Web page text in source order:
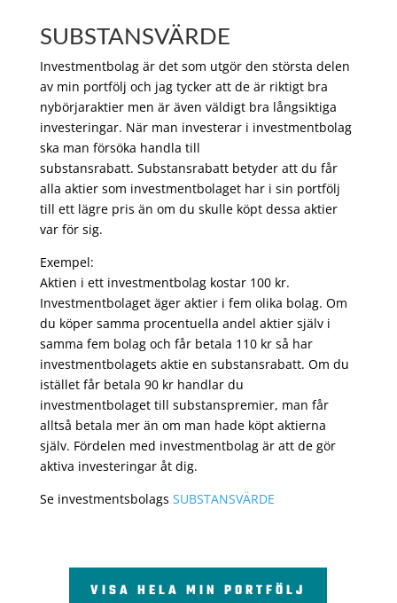
SUBSTANSVÄRDE
Investmentbolag är det som utgör den största delen
av min portfölj och jag tycker att de är riktigt bra
nybörjaraktier men är även väldigt bra långsiktiga
investeringar. När man investerar i investmentbolag
ska man försöka handla till
substansrabatt. Substansrabatt betyder att du får
alla aktier som investmentbolaget har i sin portfölj
till ett lägre pris än om du skulle köpt dessa aktier
var för sig.
Exempel:
Aktien i ett investmentbolag kostar 100 kr.
Investmentbolaget äger aktier i fem olika bolag. Om
du köper samma procentuella andel aktier själv i
samma fem bolag och får betala 110 kr så har
investmentbolagets aktie en substansrabatt. Om du
istället får betala 90 kr handlar du
investmentbolaget till substanspremier, man får
alltså betala mer än om man hade köpt aktierna
själv. Fördelen med investmentbolag är att de gör
aktiva investeringar åt dig.
Se investmentsbolags SUBSTANSVÄRDE
VISA HELA MIN PORTFÖLJ